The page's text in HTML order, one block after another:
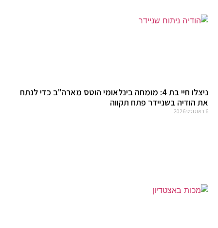
ניצלו חיי בת 4: מומחה בינלאומי הוטס מארה"ב כדי לנתח
את הודיה בשניידר פתח תקווה
6 באוגוסט 2026